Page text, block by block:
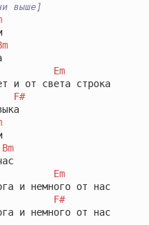
выше]
Em
и от света строка
F#
Bm
Em
и немного от нас
F#
и немного от нас